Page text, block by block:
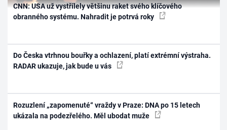
CNN: USA už vystřílely většinu raket svého klíčového
obranného systému. Nahradit je potrvá roky
Do Česka vtrhnou bouřky a ochlazení, platí extrémní výstraha.
RADAR ukazuje, jak bude u vás
Rozuzlení „zapomenuté“ vraždy v Praze: DNA po 15 letech
ukázala na podezřelého. Měl ubodat muže